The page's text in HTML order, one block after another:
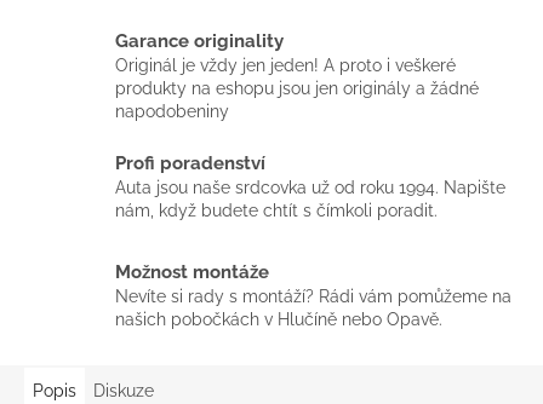
Garance originality
Originál je vždy jen jeden! A proto i veškeré
produkty na eshopu jsou jen originály a žádné
napodobeniny
Profi poradenství
Auta jsou naše srdcovka už od roku 1994. Napište
nám, když budete chtít s čímkoli poradit.
Možnost montáže
Nevíte si rady s montáží? Rádi vám pomůžeme na
našich pobočkách v Hlučíně nebo Opavě.
Popis Diskuze